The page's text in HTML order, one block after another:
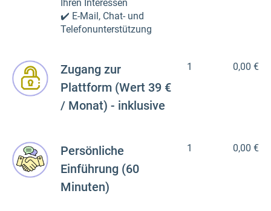
Ihren Interessen
✔️ E-Mail, Chat- und
Telefonunterstützung
Zugang zur
Plattform (Wert 39 €
/ Monat) - inklusive
1 0,00 €
Persönliche
Einführung (60
Minuten)
1 0,00 €